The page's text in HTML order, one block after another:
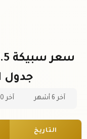
جدول
آخر 6 أشهر آخر 90 يوم
التاريخ